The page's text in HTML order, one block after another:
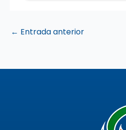
← Entrada anterior